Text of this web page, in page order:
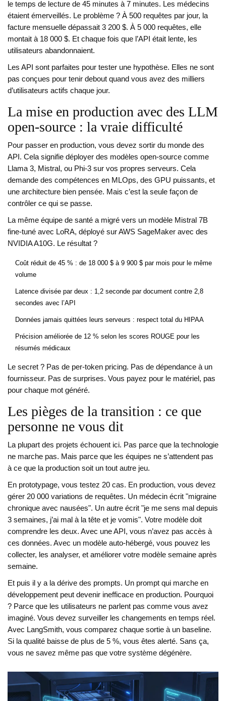
le temps de lecture de 45 minutes à 7 minutes. Les médecins
étaient émerveillés. Le problème ? À 500 requêtes par jour, la
facture mensuelle dépassait 3 200 $. À 5 000 requêtes, elle
montait à 18 000 $. Et chaque fois que l’API était lente, les
utilisateurs abandonnaient.
Les API sont parfaites pour tester une hypothèse. Elles ne sont
pas conçues pour tenir debout quand vous avez des milliers
d’utilisateurs actifs chaque jour.
La mise en production avec des LLM
open-source : la vraie difficulté
Pour passer en production, vous devez sortir du monde des
API. Cela signifie déployer des modèles open-source comme
Llama 3, Mistral, ou Phi-3 sur vos propres serveurs. Cela
demande des compétences en MLOps, des GPU puissants, et
une architecture bien pensée. Mais c’est la seule façon de
contrôler ce qui se passe.
La même équipe de santé a migré vers un modèle Mistral 7B
fine-tuné avec LoRA, déployé sur AWS SageMaker avec des
NVIDIA A10G. Le résultat ?
Coût réduit de 45 % : de 18 000 $ à 9 900 $ par mois pour le même
volume
Latence divisée par deux : 1,2 seconde par document contre 2,8
secondes avec l’API
Données jamais quittées leurs serveurs : respect total du HIPAA
Précision améliorée de 12 % selon les scores ROUGE pour les
résumés médicaux
Le secret ? Pas de per-token pricing. Pas de dépendance à un
fournisseur. Pas de surprises. Vous payez pour le matériel, pas
pour chaque mot généré.
Les pièges de la transition : ce que
personne ne vous dit
La plupart des projets échouent ici. Pas parce que la technologie
ne marche pas. Mais parce que les équipes ne s’attendent pas
à ce que la production soit un tout autre jeu.
En prototypage, vous testez 20 cas. En production, vous devez
gérer 20 000 variations de requêtes. Un médecin écrit "migraine
chronique avec nausées". Un autre écrit "je me sens mal depuis
3 semaines, j’ai mal à la tête et je vomis". Votre modèle doit
comprendre les deux. Avec une API, vous n’avez pas accès à
ces données. Avec un modèle auto-hébergé, vous pouvez les
collecter, les analyser, et améliorer votre modèle semaine après
semaine.
Et puis il y a la dérive des prompts. Un prompt qui marche en
développement peut devenir inefficace en production. Pourquoi
? Parce que les utilisateurs ne parlent pas comme vous avez
imaginé. Vous devez surveiller les changements en temps réel.
Avec LangSmith, vous comparez chaque sortie à un baseline.
Si la qualité baisse de plus de 5 %, vous êtes alerté. Sans ça,
vous ne savez même pas que votre système dégénère.